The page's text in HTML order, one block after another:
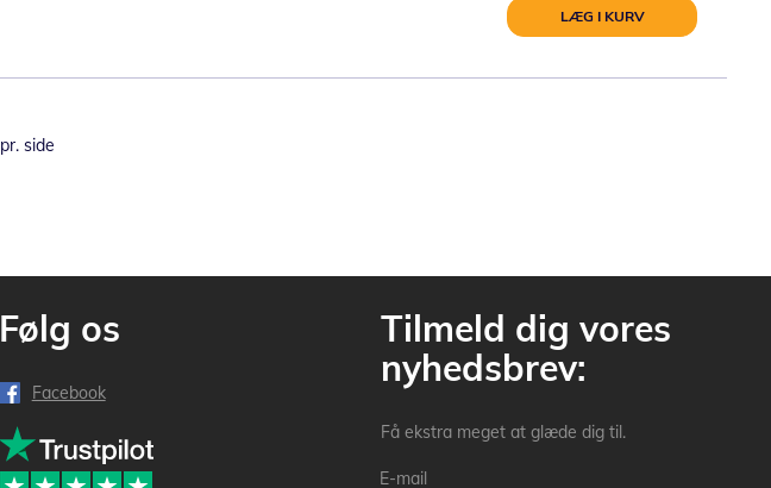
LÆG I KURV
pr. side
Følg os
Facebook
Tilmeld dig vores
nyhedsbrev:
Få ekstra meget at glæde dig til.
E-mail